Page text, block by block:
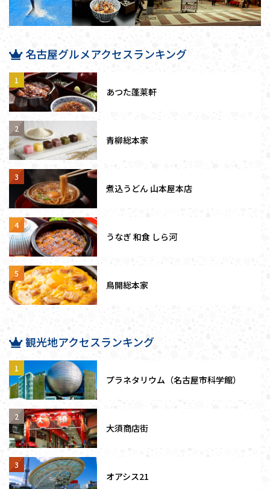
名古屋グルメアクセスランキング
あつた蓬莱軒
青柳総本家
煮込うどん 山本屋本店
うなぎ 和食 しら河
鳥開総本家
観光地アクセスランキング
プラネタリウム（名古屋市科学館）
大須商店街
オアシス21